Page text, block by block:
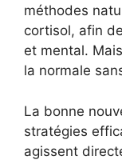
méthodes
cortisol, afin
et mental.
la normale
La bonne
stratégies
agissent